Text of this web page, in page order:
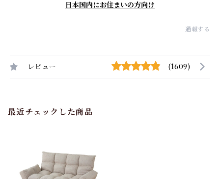
日本国内にお住まいの方向け
通報する
レビュー (1609)
最近チェックした商品